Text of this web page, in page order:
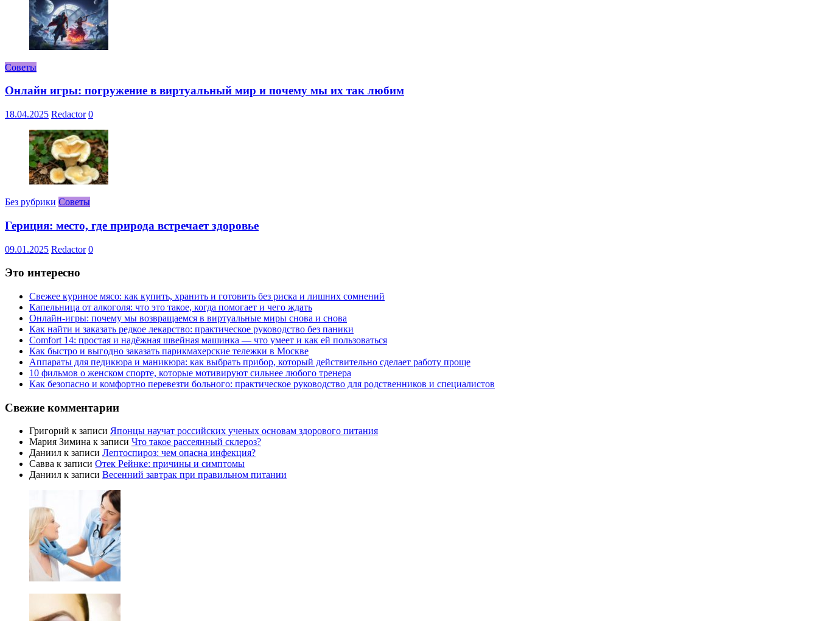
Советы
Онлайн игры: погружение в виртуальный мир и почему мы их так любим
18.04.2025 Redactor 0
Без рубрики Советы
Гериция: место, где природа встречает здоровье
09.01.2025 Redactor 0
Это интересно
Свежее куриное мясо: как купить, хранить и готовить без риска и лишних сомнений
Капельница от алкоголя: что это такое, когда помогает и чего ждать
Онлайн-игры: почему мы возвращаемся в виртуальные миры снова и снова
Как найти и заказать редкое лекарство: практическое руководство без паники
Comfort 14: простая и надёжная швейная машинка — что умеет и как ей пользоваться
Как быстро и выгодно заказать парикмахерские тележки в Москве
Аппараты для педикюра и маникюра: как выбрать прибор, который действительно сделает работу проще
10 фильмов о женском спорте, которые мотивируют сильнее любого тренера
Как безопасно и комфортно перевезти больного: практическое руководство для родственников и специалистов
Свежие комментарии
Григорий к записи Японцы научат российских ученых основам здорового питания
Мария Зимина к записи Что такое рассеянный склероз?
Даниил к записи Лептоспироз: чем опасна инфекция?
Савва к записи Отек Рейнке: причины и симптомы
Даниил к записи Весенний завтрак при правильном питании